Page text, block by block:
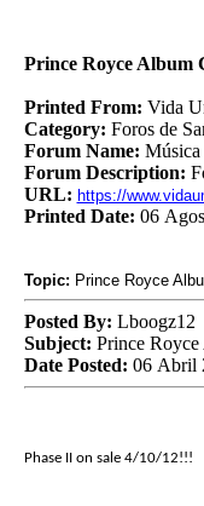
Prince Royce Album
Printed From: Vida
Category: Foros de
Forum Name: Música
Forum Description:
URL: https://
Printed Date: 06
Topic: Prince Royce
Posted By: Lboogz12
Subject: Prince
Date Posted: 06 Abril
Phase II on sale 4/10/12!!!